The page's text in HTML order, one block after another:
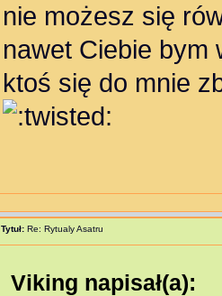
nie możesz się
nawet Ciebie bym
ktoś się do mnie
Tytuł: Re: Rytualy Asatru
Viking napisał(a):